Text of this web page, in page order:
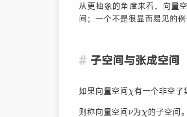
从更抽象的角度来看，向量
间；一个不是很显而易见的
子空间与张成空间
如果向量空间 有一个非空子
则称向量空间 为 的子空间